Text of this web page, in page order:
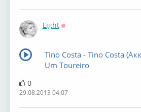
Light
Tino Costa - Tino Costa
Um Toureiro
0
29.08.2013 04:07